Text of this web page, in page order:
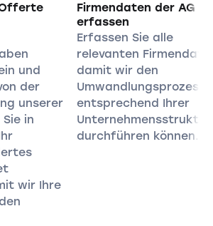
und
der
unserer
in
wir Ihre
Firmendaten der AG
erfassen
Erfassen Sie alle
relevanten
damit wir den
Umwandlungsprozess
entsprechend Ihrer
Unternehmensstruktur
durchführen können.